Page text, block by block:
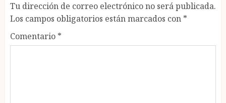
Tu dirección de correo electrónico no será publicada.
Los campos obligatorios están marcados con *
Comentario *